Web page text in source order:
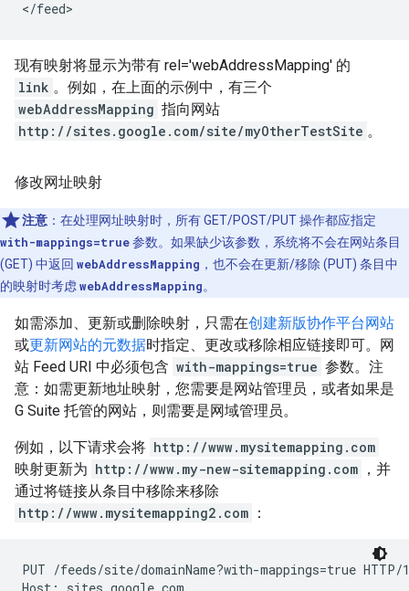
现有映射将显示为带有 rel='webAddressMapping' 的
link 。例如，在上面的示例中，有三个
webAddressMapping 指向网站
http://sites.google.com/site/myOtherTestSite 。
修改网址映射
注意 ：在处理网址映射时，所有 GET/POST/PUT 操作都应指定
with-mappings=true参数。如果缺少该参数，系统将不会在网站条目
(GET) 中返回 webAddressMapping ，也不会在更新/移除 (PUT) 条目中
的映射时考虑webAddressMapping。
如需添加、更新或删除映射，只需在创建新版协作平台网站
或更新网站的元数据时指定、更改或移除相应链接即可。网
站 Feed URI 中必须包含 with-mappings=true 参数。注
意：如需更新地址映射，您需要是网站管理员，或者如果是
G Suite 托管的网站，则需要是网域管理员。
例如，以下请求会将 http://www.mysitemapping.com
映射更新为 http://www.my-new-sitemapping.com ，并
通过将链接从条目中移除来移除
http://www.mysitemapping2.com ：
PUT /feeds/site/domainName?with-mappings=true HTTP/